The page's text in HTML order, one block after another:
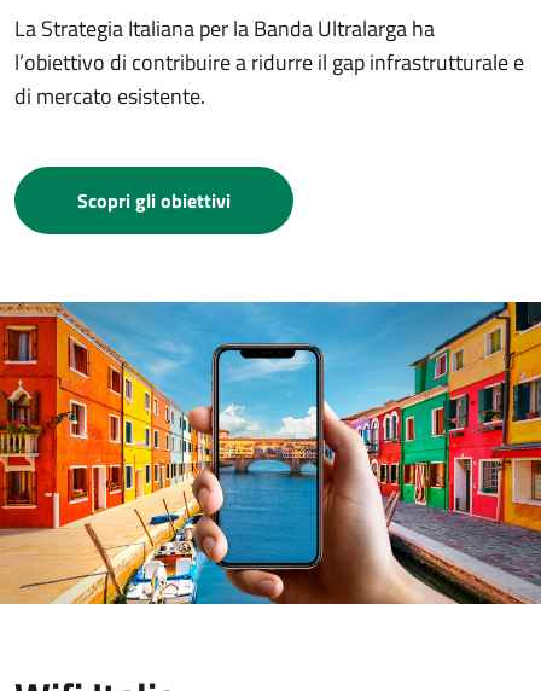
La Strategia Italiana per la Banda Ultralarga ha
l’obiettivo di contribuire a ridurre il gap infrastrutturale e
di mercato esistente.
Scopri gli obiettivi